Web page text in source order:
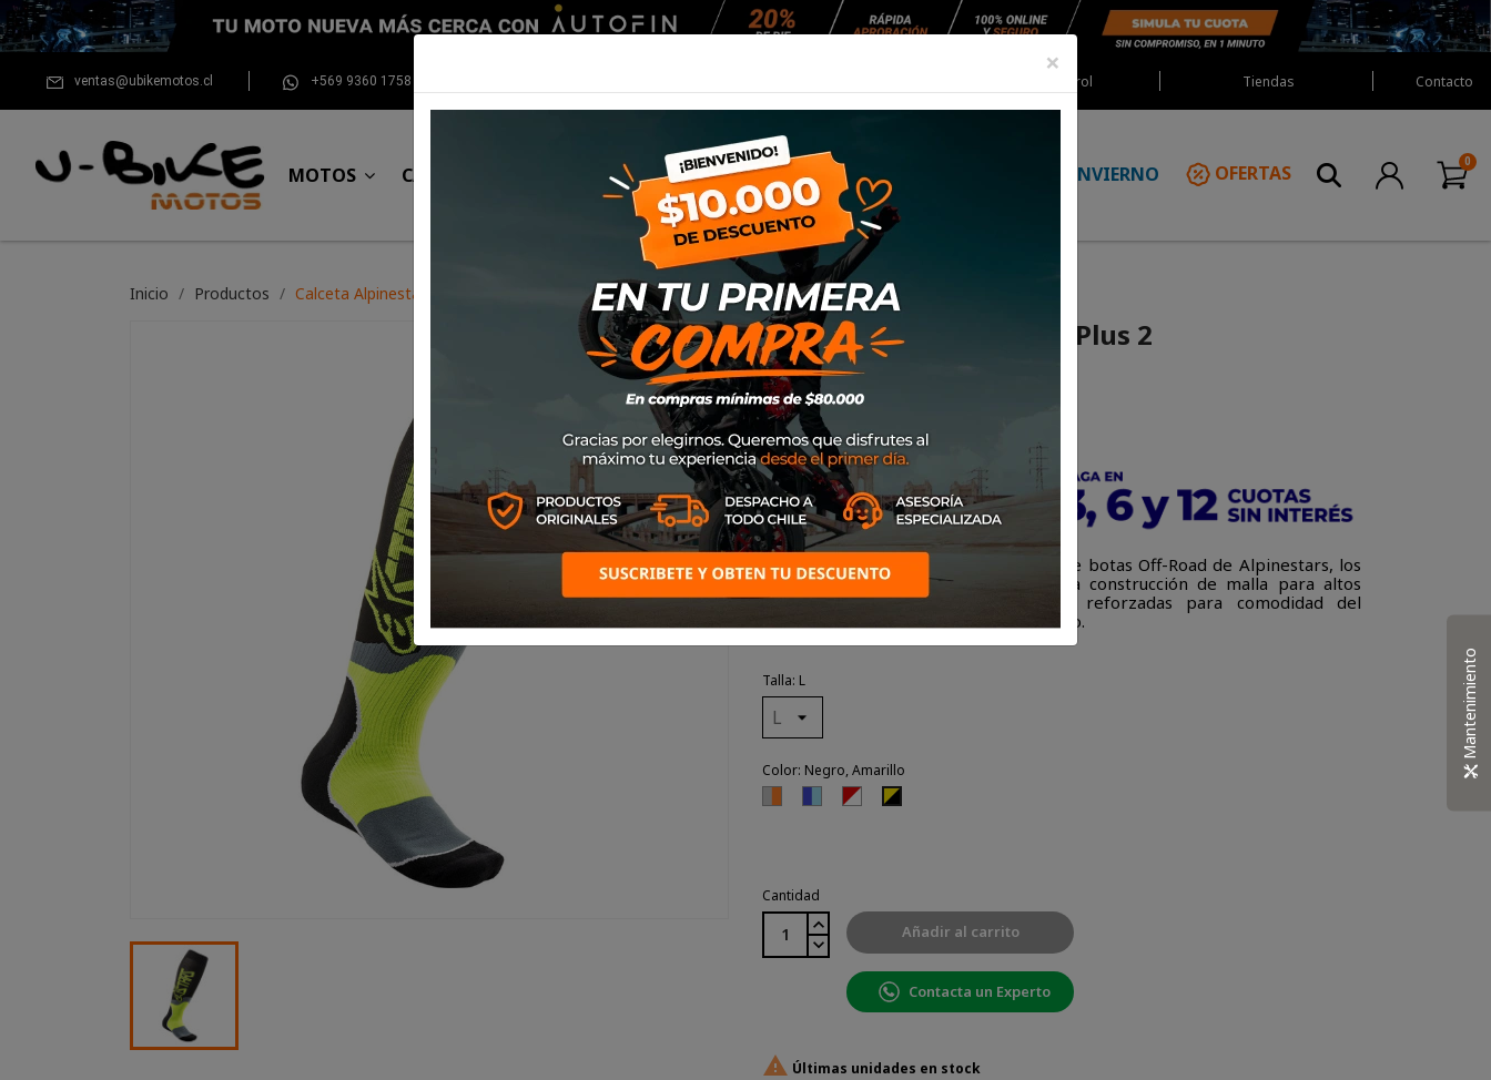
ventas@ubikemotos.cl +569 9360 1758 Red Castrol Tiendas Contacto
MOTOS CASCOS EQUIPAMIENTO NEUMÁTICOS MANTENCIÓN INVIERNO OFERTAS
Inicio Productos Calceta Alpinestars MX-Plus 2
Calceta Alpinestars MX-Plus 2
SKU4701920
$22.900
Diseñados para llevarse con la gama de botas Off-Road de Alpinestars, los
calcetines MX Plus-2 disponen de una construcción de malla para altos
niveles de transpiración con zonas reforzadas para comodidad del
motorista, en la moto y fuera de la moto.
Talla: L
Color: Negro, Amarillo
Azul, Rojo,Negro,
Cantidad
Añadir al carrito
Contacta un Experto
 Últimas unidades en stock
×
Mantenimiento